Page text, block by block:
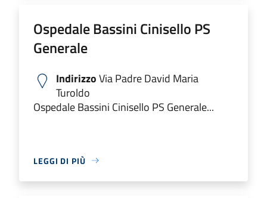
Ospedale Bassini Cinisello PS
Generale
IndirizzoVia Padre David Maria
Turoldo
Ospedale Bassini Cinisello PS Generale...
LEGGI DI PIÙ